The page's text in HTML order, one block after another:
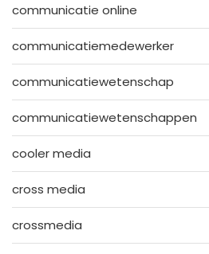
communicatie online
communicatiemedewerker
communicatiewetenschap
communicatiewetenschappen
cooler media
cross media
crossmedia